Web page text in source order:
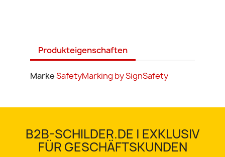
Produkteigenschaften
MarkeSafetyMarking by SignSafety
B2B-SCHILDER.DE | EXKLUSIV
FÜR GESCHÄFTSKUNDEN